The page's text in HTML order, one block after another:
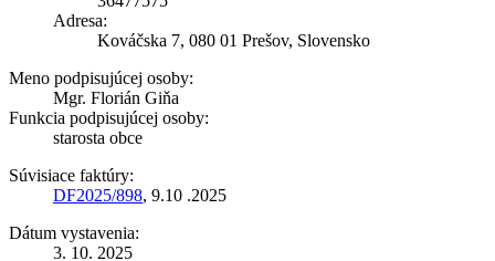
Adresa:
Kováčska 7, 080 01 Prešov, Slovensko
Meno podpisujúcej osoby:
Mgr. Florián Giňa
Funkcia podpisujúcej osoby:
starosta obce
Súvisiace faktúry:
DF2025/898, 9.10 .2025
Dátum vystavenia:
3. 10. 2025